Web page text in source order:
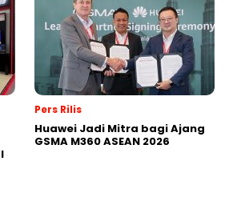
Pers Rilis
Huawei Jadi Mitra bagi Ajang
GSMA M360 ASEAN 2026